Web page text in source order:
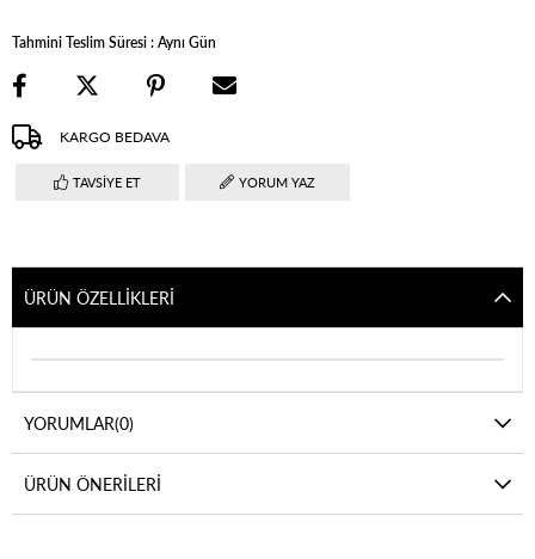
Tahmini Teslim Süresi:Aynı Gün
KARGO BEDAVA
TAVSIYE ET YORUM YAZ
ÜRÜN ÖZELLIKLERI
YORUMLAR(0)
ÜRÜN ÖNERILERI